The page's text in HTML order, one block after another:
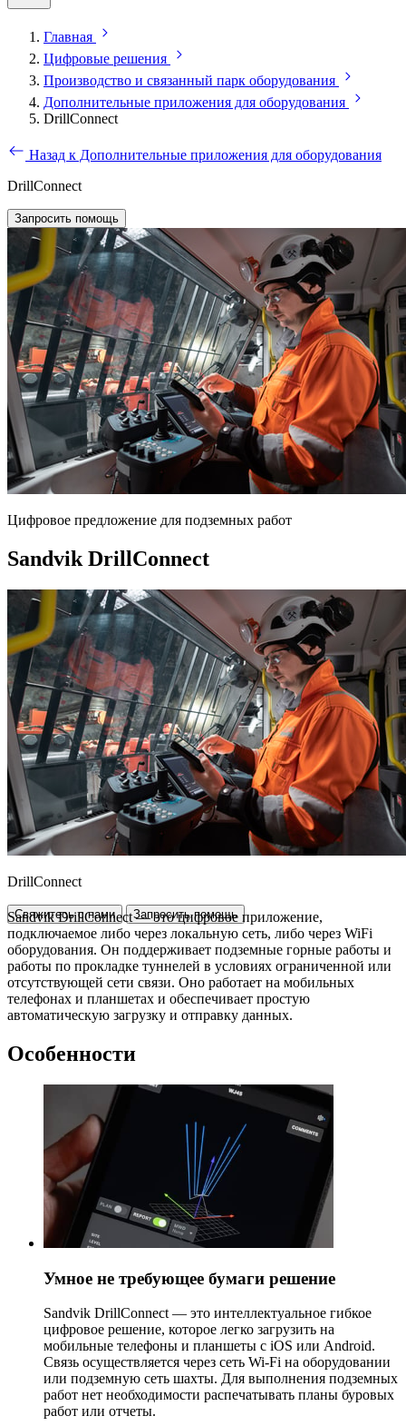
Главная
Цифровые решения
Производство и связанный парк оборудования
Дополнительные приложения для оборудования
DrillConnect
Назад к Дополнительные приложения для оборудования
DrillConnect
Запросить помощь
Цифровое предложение для подземных работ
Sandvik DrillConnect
DrillConnect
Свяжитесь с нами Запросить помощь
Sandvik DrillConnect — это цифровое приложение,
подключаемое либо через локальную сеть, либо через WiFi
оборудования. Он поддерживает подземные горные работы и
работы по прокладке туннелей в условиях ограниченной или
отсутствующей сети связи. Оно работает на мобильных
телефонах и планшетах и обеспечивает простую
автоматическую загрузку и отправку данных.
Особенности
Умное не требующее бумаги решение
Sandvik DrillConnect — это интеллектуальное гибкое
цифровое решение, которое легко загрузить на
мобильные телефоны и планшеты с iOS или Android.
Связь осуществляется через сеть Wi-Fi на оборудовании
или подземную сеть шахты. Для выполнения подземных
работ нет необходимости распечатывать планы буровых
работ или отчеты.